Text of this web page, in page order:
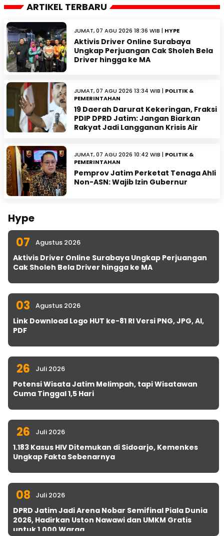
ARTIKEL TERBARU
JUMAT, 07 AGU 2026 18:36 WIB | HYPE
Aktivis Driver Online Surabaya
Ungkap Perjuangan Cak Sholeh Bela
Driver hingga ke MA
JUMAT, 07 AGU 2026 13:34 WIB | POLITIK &
PEMERINTAHAN
19 Daerah Darurat Kekeringan, Fraksi
PDIP DPRD Jatim: Jangan Biarkan
Rakyat Jadi Langganan Krisis Air
JUMAT, 07 AGU 2026 10:42 WIB | POLITIK &
PEMERINTAHAN
Pemprov Jatim Perketat Tenaga Ahli
Non-ASN: Wajib Izin Gubernur
Hype
07 Agustus 2026
Aktivis Driver Online Surabaya Ungkap Perjuangan
Cak Sholeh Bela Driver hingga ke MA
03 Agustus 2026
Link Download Logo HUT ke-81 RI Versi PNG, JPG, AI,
PDF
26 Juli 2026
Potensi Wisata Jatim Melimpah, tapi Wisatawan
Cuma Tinggal 1,5 Hari
26 Juli 2026
1.183 Kasus HIV Ditemukan di Sidoarjo, Kemenkes
Ungkap Fakta Sebenarnya
08 Juli 2026
DPRD Jatim Jadi Arena Nobar Semifinal Piala Dunia
2026, Hadirkan Uston Nawawi dan UMKM Gratis
untuk 1.000 Warga